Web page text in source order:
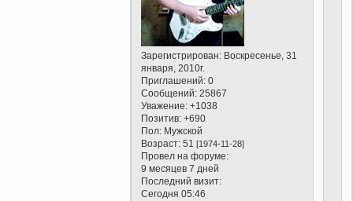
Зарегистрирован: Воскресенье, 31
января, 2010г.
Приглашений: 0
Сообщений: 25867
Уважение: +1038
Позитив: +690
Пол: Мужской
Возраст: 51[1974-11-28]
Провел на форуме:
9 месяцев 7 дней
Последний визит:
Сегодня 05:46